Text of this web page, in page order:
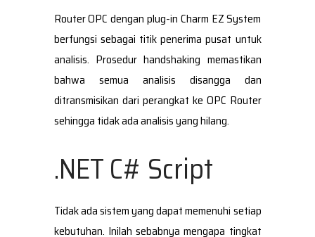
Router OPC dengan plug-in Charm EZ System
berfungsi sebagai titik penerima pusat untuk
analisis. Prosedur handshaking memastikan
bahwa semua analisis disangga dan
ditransmisikan dari perangkat ke OPC Router
sehingga tidak ada analisis yang hilang.
.NET C# Script
Tidak ada sistem yang dapat memenuhi setiap
kebutuhan. Inilah sebabnya mengapa tingkat